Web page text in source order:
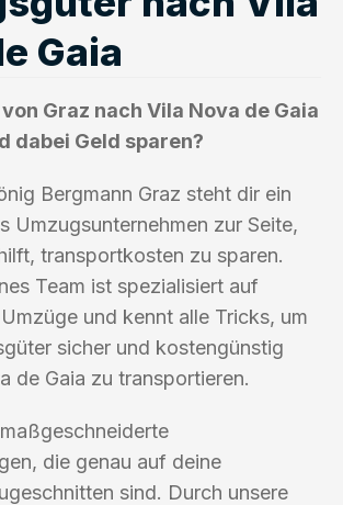
Gaia
Graz nach Vila Nova de Gaia
dabei Geld sparen?
Bergmann Graz steht dir ein
Umzugsunternehmen zur Seite,
transportkosten zu sparen.
Team ist spezialisiert auf
und kennt alle Tricks, um
sicher und kostengünstig
de Gaia zu transportieren.
die genau auf deine
sind. Durch unsere